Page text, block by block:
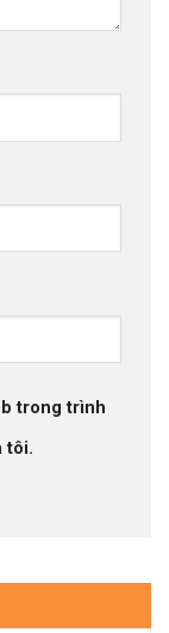
trong trình
tôi.